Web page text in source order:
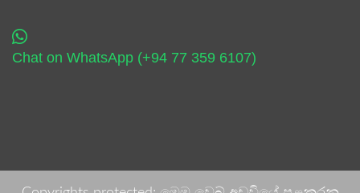
Chat on WhatsApp (+94 77 359 6107)